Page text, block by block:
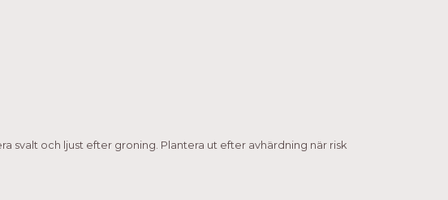
svalt och ljust efter groning. Plantera ut efter avhärdning när risk